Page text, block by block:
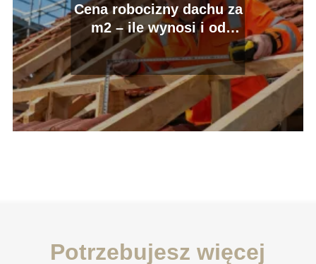
Cena robocizny dachu za
m2 – ile wynosi i od
czego zależy?
Potrzebujesz więcej